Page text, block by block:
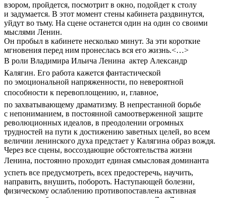
взором, пройдется, посмотрит в окно, подойдет к столу
и задумается. В этот момент стены кабинета раздвинутся,
уйдут во тьму. На сцене останется один на один со своими
мыслями Ленин.
Он пробыл в кабинете несколько минут. За эти короткие
мгновения перед ним пронеслась вся его жизнь.<…>
В роли Владимира Ильича Ленина  актер Александр
Калягин. Его работа кажется фантастической
по эмоциональной напряженности, по невероятной
способности к перевоплощению, и, главное, 
по захватывающему драматизму. В непрестанной борьбе
с непониманием, в постоянной самоотверженной защите
революционных идеалов, в преодолении огромных
трудностей на пути к достижению заветных целей, во всем
величии ленинского духа предстает у Калягина образ вождя.
Через все сцены, воссоздающие обстоятельства жизни
Ленина, постоянно проходит единая смысловая доминанта 
успеть все предусмотреть, всех предостеречь, научить,
направить, внушить, побороть. Наступающей болезни,
физическому ослаблению противопоставлена активная